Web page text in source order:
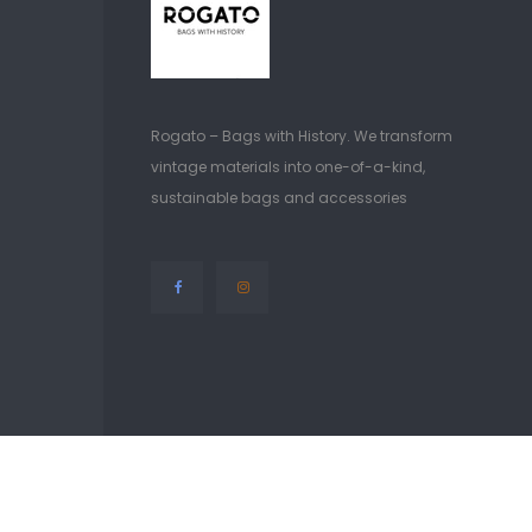
Rogato – Bags with History. We transform
vintage materials into one-of-a-kind,
sustainable bags and accessories